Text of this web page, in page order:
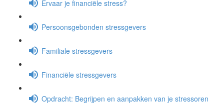
Ervaar je financiële stress?
Persoonsgebonden stressgevers
Familiale stressgevers
Financiële stressgevers
Opdracht: Begrijpen en aanpakken van je stressoren